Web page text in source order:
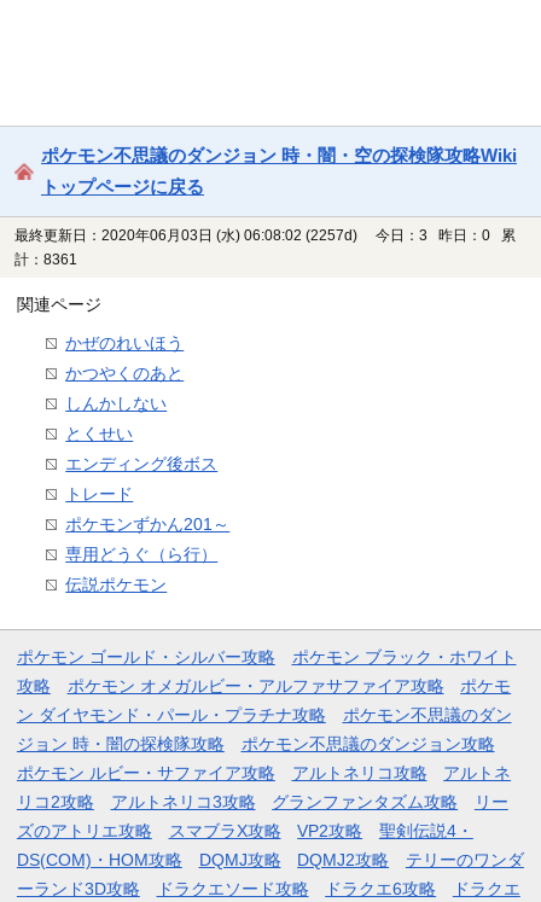
ポケモン不思議のダンジョン 時・闇・空の探検隊攻略Wiki
トップページに戻る
最終更新日：2020年06月03日 (水) 06:08:02 (2257d)
今日：3 昨日：0 累
計：8361
関連ページ
かぜのれいほう
かつやくのあと
しんかしない
とくせい
エンディング後ボス
トレード
ポケモンずかん201～
専用どうぐ（ら行）
伝説ポケモン
ポケモン ゴールド・シルバー攻略
ポケモン ブラック・ホワイト
攻略
ポケモン オメガルビー・アルファサファイア攻略
ポケモ
ン ダイヤモンド・パール・プラチナ攻略
ポケモン不思議のダン
ジョン 時・闇の探検隊攻略
ポケモン不思議のダンジョン攻略
ポケモン ルビー・サファイア攻略
アルトネリコ攻略
アルトネ
リコ2攻略
アルトネリコ3攻略 グランファンタズム攻略
リー
ズのアトリエ攻略
スマブラX攻略 VP2攻略
聖剣伝説4・
DS(COM)・HOM攻略
DQMJ攻略 DQMJ2攻略
テリーのワンダ
ーランド3D攻略
ドラクエソード攻略 ドラクエ6攻略 ドラクエ